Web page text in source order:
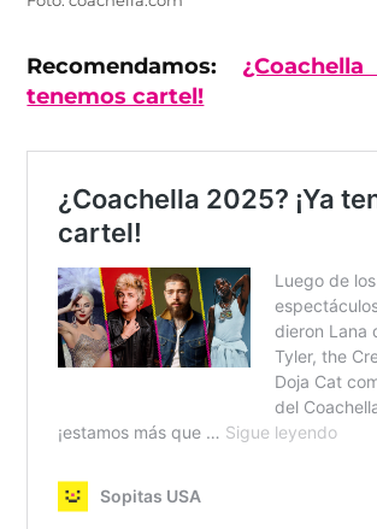
Recomendamos:
tenemos cartel!